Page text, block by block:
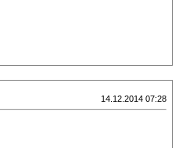
14.12.2014 07:28